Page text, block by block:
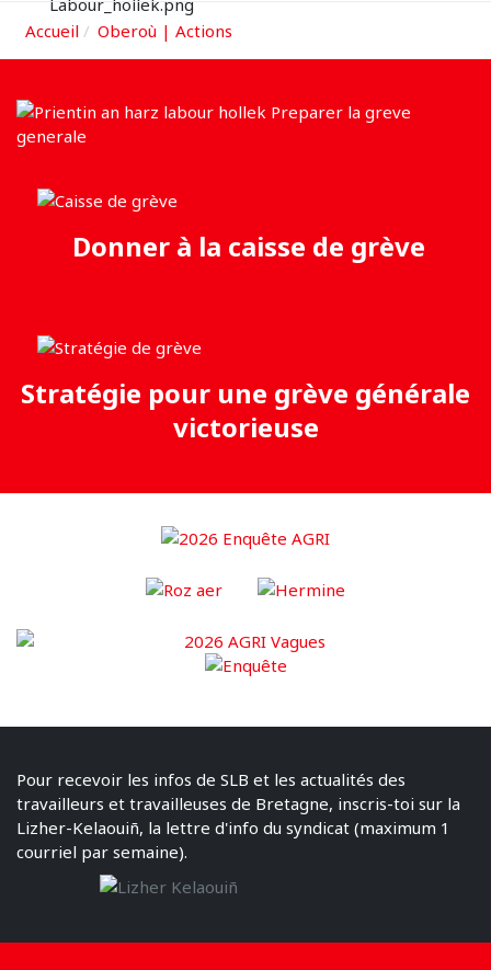
Accueil Oberoù | Actions
Donner à la caisse de grève
Stratégie pour une grève générale
victorieuse
Pour recevoir les infos de SLB et les actualités des
travailleurs et travailleuses de Bretagne, inscris-toi sur la
Lizher-Kelaouiñ, la lettre d'info du syndicat (maximum 1
courriel par semaine).